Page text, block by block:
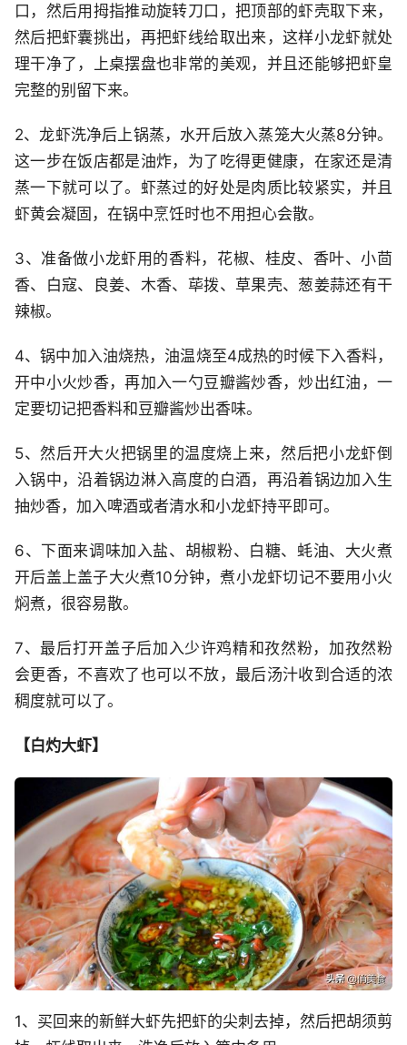
口，然后用拇指推动旋转刀口，把顶部的虾壳取下来，
然后把虾囊挑出，再把虾线给取出来，这样小龙虾就处
理干净了，上桌摆盘也非常的美观，并且还能够把虾皇
完整的别留下来。
2、龙虾洗净后上锅蒸，水开后放入蒸笼大火蒸8分钟。
这一步在饭店都是油炸，为了吃得更健康，在家还是清
蒸一下就可以了。虾蒸过的好处是肉质比较紧实，并且
虾黄会凝固，在锅中烹饪时也不用担心会散。
3、准备做小龙虾用的香料，花椒、桂皮、香叶、小茴
香、白寇、良姜、木香、荜拨、草果壳、葱姜蒜还有干
辣椒。
4、锅中加入油烧热，油温烧至4成热的时候下入香料，
开中小火炒香，再加入一勺豆瓣酱炒香，炒出红油，一
定要切记把香料和豆瓣酱炒出香味。
5、然后开大火把锅里的温度烧上来，然后把小龙虾倒
入锅中，沿着锅边淋入高度的白酒，再沿着锅边加入生
抽炒香，加入啤酒或者清水和小龙虾持平即可。
6、下面来调味加入盐、胡椒粉、白糖、蚝油、大火煮
开后盖上盖子大火煮10分钟，煮小龙虾切记不要用小火
焖煮，很容易散。
7、最后打开盖子后加入少许鸡精和孜然粉，加孜然粉
会更香，不喜欢了也可以不放，最后汤汁收到合适的浓
稠度就可以了。
【白灼大虾】
1、买回来的新鲜大虾先把虾的尖刺去掉，然后把胡须剪